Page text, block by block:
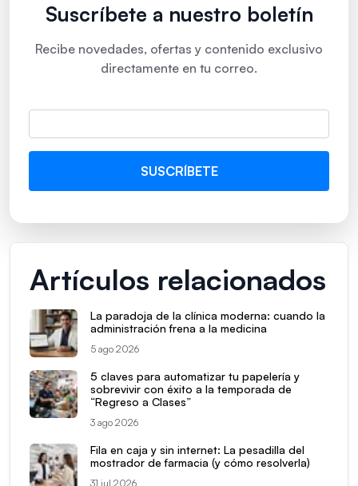
Suscríbete a nuestro boletín
Recibe novedades, ofertas y contenido exclusivo
directamente en tu correo.
Artículos relacionados
La paradoja de la clínica moderna: cuando la
administración frena a la medicina
5 ago 2026
5 claves para automatizar tu papelería y
sobrevivir con éxito a la temporada de
“Regreso a Clases”
3 ago 2026
Fila en caja y sin internet: La pesadilla del
mostrador de farmacia (y cómo resolverla)
31 jul 2026